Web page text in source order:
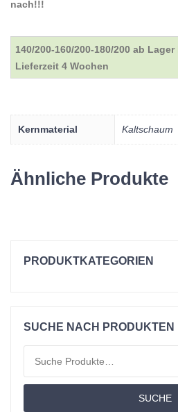
nach!!!
140/200-160/200-180/200 ab
Lieferzeit 4 Wochen
Kernmaterial Kaltschaum
Ähnliche Produkte
PRODUKTKATEGORIEN
Kissen
Material
Matratzen
SUCHE NACH PRODUKTEN
SUCHE